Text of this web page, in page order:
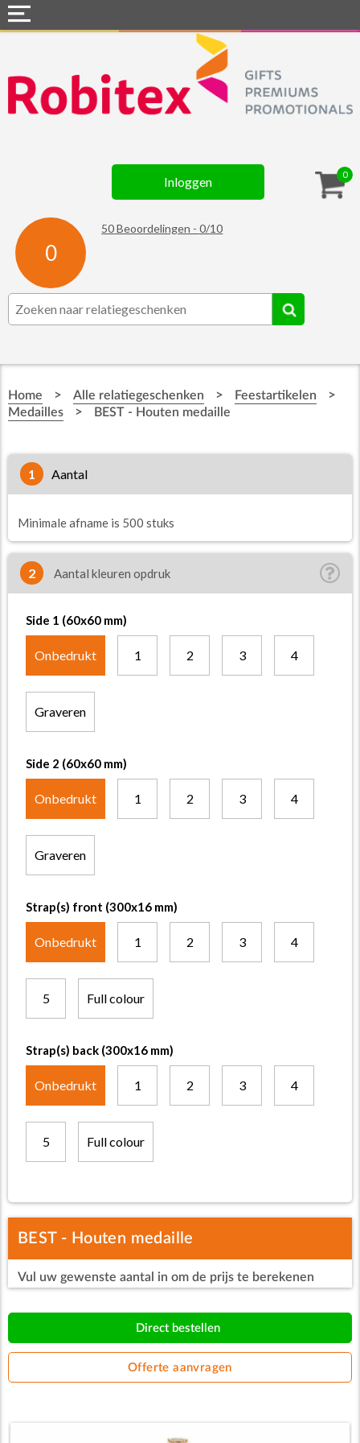
0
Inloggen
0
50Beoordelingen -0/10
Webshops
Snel naar »
Assortiment
Contact
☆ Prijsknallers ☆
Home > Alle relatiegeschenken > Feestartikelen >
Medailles > BEST - Houten medaille
1 aantal
Minimale afname is 500 stuks
2 Aantal kleuren opdruk
Side 1 (60x60 mm)
Onbedrukt 1 2 3 4
Graveren
Side 2 (60x60 mm)
Onbedrukt 1 2 3 4
Graveren
Strap(s) front (300x16 mm)
Onbedrukt 1 2 3 4
5 Full colour
Strap(s) back (300x16 mm)
Onbedrukt 1 2 3 4
5 Full colour
BEST - Houten medaille
Vul uw gewenste aantal in om de prijs te berekenen
Direct bestellen
Offerte aanvragen